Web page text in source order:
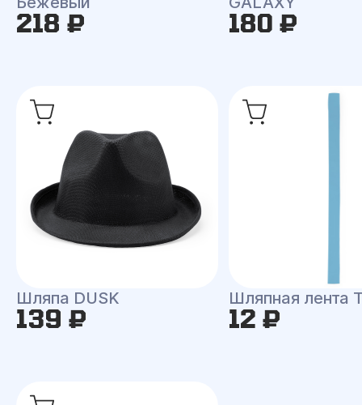
218 ₽ 180 ₽
Шляпа DUSK
139 ₽
Шляпная лента
12 ₽